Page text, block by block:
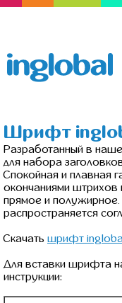
Шрифт
Разработанный в
для набора
Спокойная и плавная
окончаниями штрихов
прямое и
распространяется
Скачать шрифт
Для вставки шрифта
инструкции: